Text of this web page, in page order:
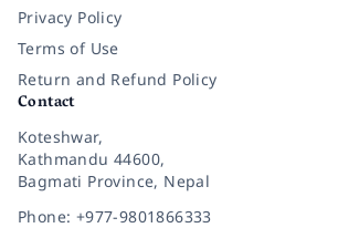
Privacy Policy
Terms of Use
Return and Refund Policy
Contact
Koteshwar,
Kathmandu 44600,
Bagmati Province, Nepal
Phone: +977-9801866333